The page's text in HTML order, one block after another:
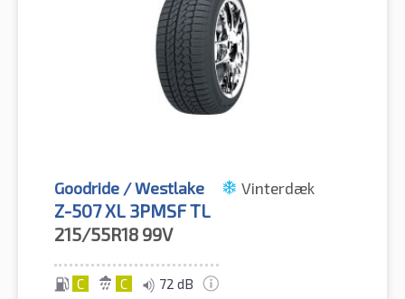
Goodride / Westlake Vinterdæk
Z-507 XL 3PMSF TL
215/55R18 99V
C C 72 dB